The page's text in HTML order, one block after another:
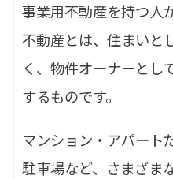
事業用不動産を持つ人
不動産とは、住まいと
く、物件オーナーとし
するものです。
マンション・アパート
駐車場など、さまざま